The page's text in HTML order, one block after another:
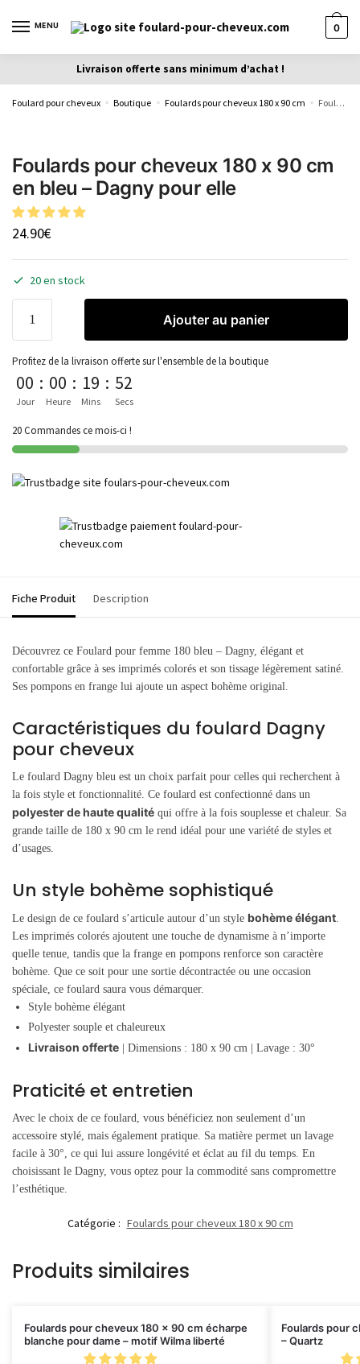
MENU 0
Livraison offerte sans minimum d’achat !
Foulard pour cheveux » Boutique » Foulards pour cheveux 180 x 90 cm » Foulards pour cheveux 180 x 90 cm en bleu – Dagny pour elle
Foulards pour cheveux 180 x 90 cm
en bleu – Dagny pour elle
24.90€
20 en stock
Ajouter au panier
Profitez de la livraison offerte sur l'ensemble de la boutique
00
Jour
: 00
Heure
: 19
Mins
: 52
Secs
20 Commandes ce mois-ci !
Fiche Produit Description
Découvrez ce Foulard pour femme 180 bleu – Dagny, élégant et
confortable grâce à ses imprimés colorés et son tissage légèrement satiné.
Ses pompons en frange lui ajoute un aspect bohème original.
Caractéristiques du foulard Dagny
pour cheveux
Le foulard Dagny bleu est un choix parfait pour celles qui recherchent à
la fois style et fonctionnalité. Ce foulard est confectionné dans un
polyester de haute qualité qui offre à la fois souplesse et chaleur. Sa
grande taille de 180 x 90 cm le rend idéal pour une variété de styles et
d’usages.
Un style bohème sophistiqué
Le design de ce foulard s’articule autour d’un style bohème élégant.
Les imprimés colorés ajoutent une touche de dynamisme à n’importe
quelle tenue, tandis que la frange en pompons renforce son caractère
bohème. Que ce soit pour une sortie décontractée ou une occasion
spéciale, ce foulard saura vous démarquer.
Style bohème élégant
Polyester souple et chaleureux
Livraison offerte | Dimensions : 180 x 90 cm | Lavage : 30°
Praticité et entretien
Avec le choix de ce foulard, vous bénéficiez non seulement d’un
accessoire stylé, mais également pratique. Sa matière permet un lavage
facile à 30°, ce qui lui assure longévité et éclat au fil du temps. En
choisissant le Dagny, vous optez pour la commodité sans compromettre
l’esthétique.
Catégorie : Foulards pour cheveux 180 x 90 cm
Produits similaires
Foulards pour cheveux 180 x 90 cm écharpe
blanche pour dame – motif Wilma liberté
Foulards pour
– Quartz